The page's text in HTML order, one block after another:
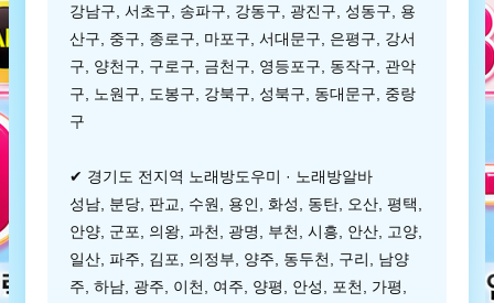
강남구, 서초구, 송파구, 강동구, 광진구, 성동구, 용
산구, 중구, 종로구, 마포구, 서대문구, 은평구, 강서
구, 양천구, 구로구, 금천구, 영등포구, 동작구, 관악
구, 노원구, 도봉구, 강북구, 성북구, 동대문구, 중랑
구
✔ 경기도 전지역 노래방도우미 · 노래방알바
성남, 분당, 판교, 수원, 용인, 화성, 동탄, 오산, 평택,
안양, 군포, 의왕, 과천, 광명, 부천, 시흥, 안산, 고양,
일산, 파주, 김포, 의정부, 양주, 동두천, 구리, 남양
주, 하남, 광주, 이천, 여주, 양평, 안성, 포천, 가평,